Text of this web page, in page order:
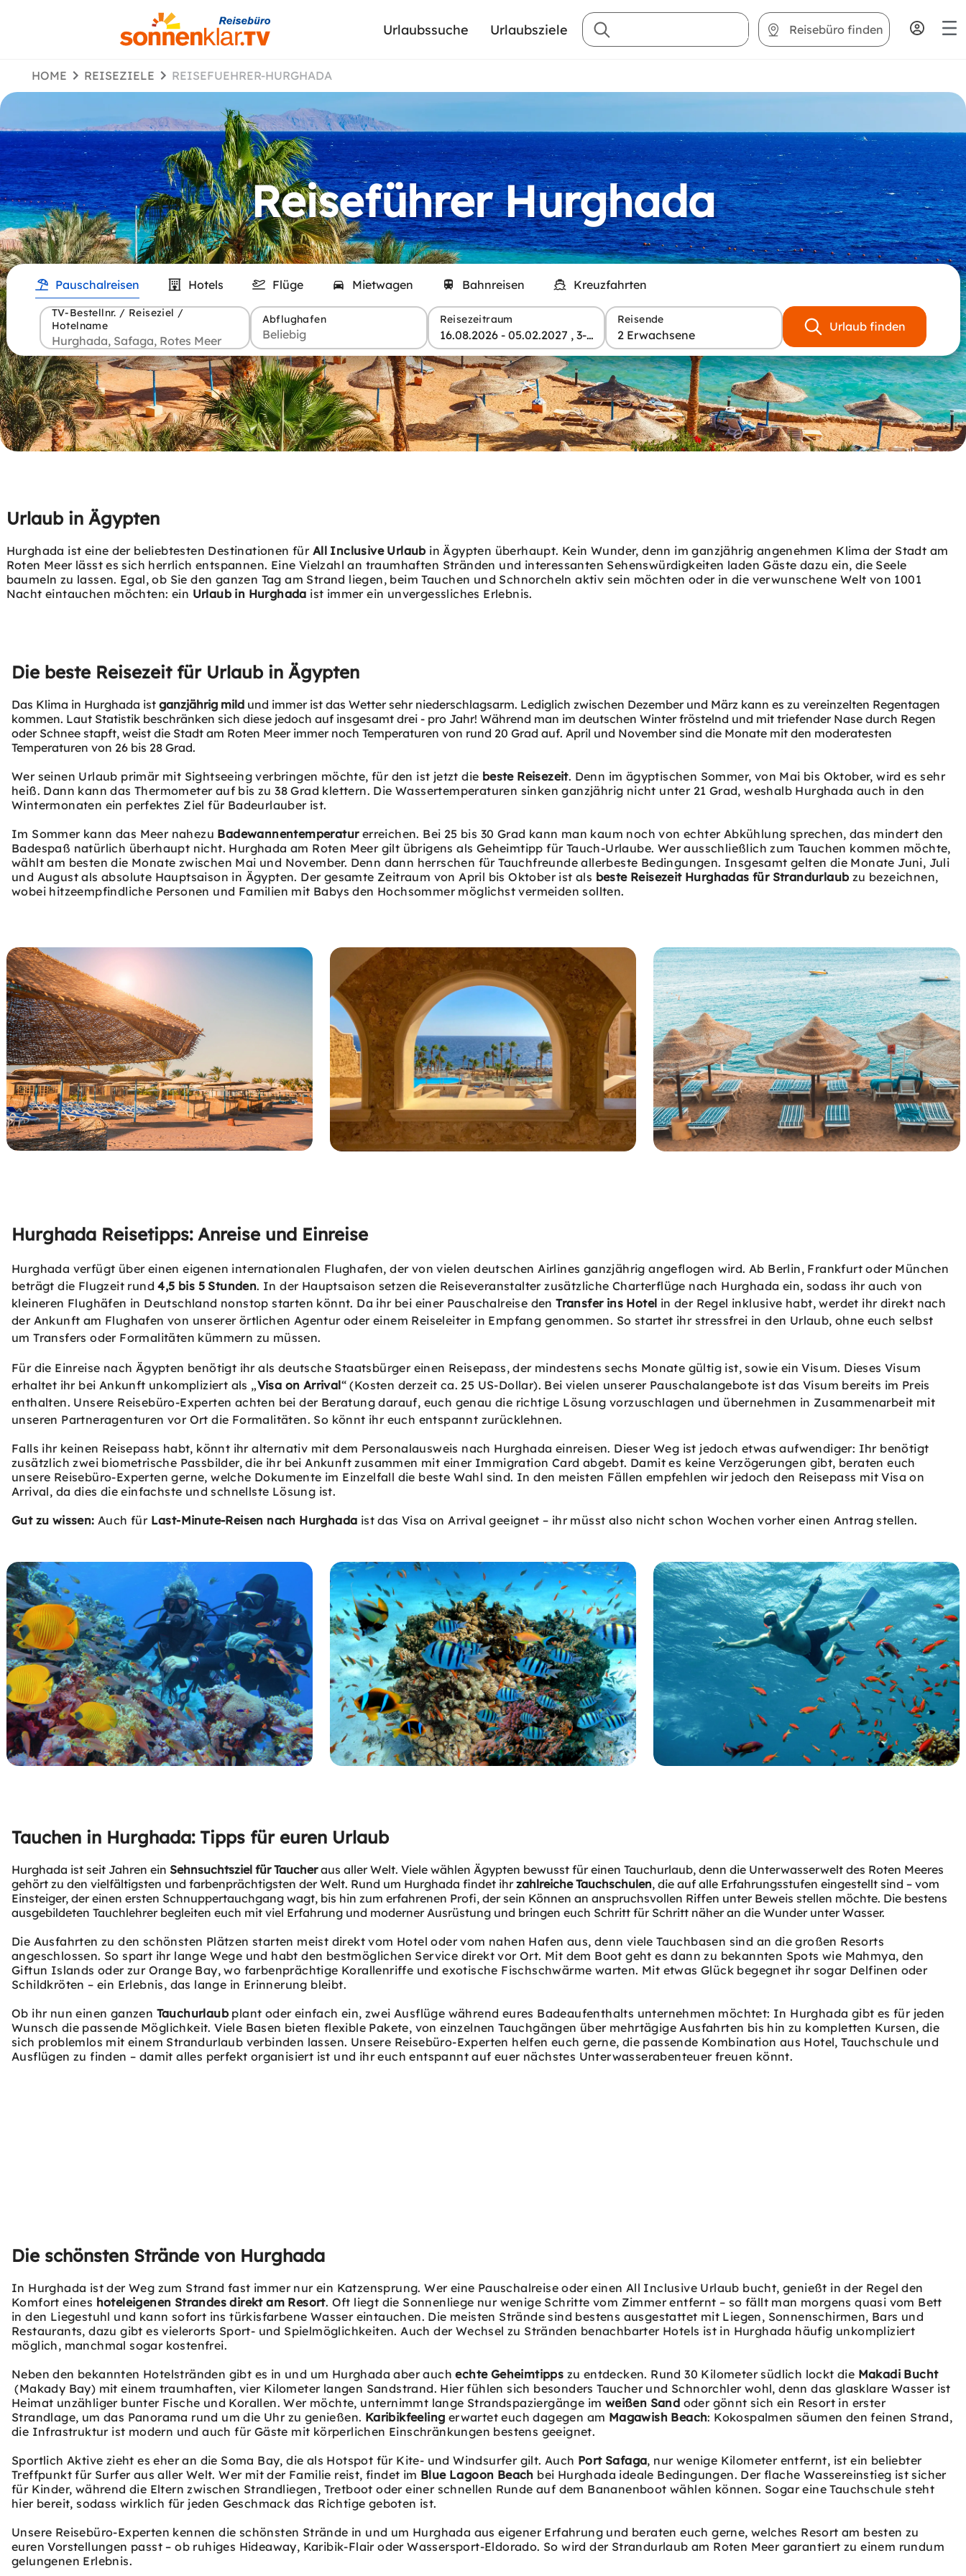
Urlaubssuche Urlaubsziele Reisebüro finden
HOME REISEZIELE REISEFUEHRER-HURGHADA
Reiseführer Hurghada
Pauschalreisen Hotels Flüge Mietwagen Bahnreisen Kreuzfahrten
TV-Bestellnr. / Reiseziel /
Hotelname
Abflughafen Reisezeitraum
16.08.2026 - 05.02.2027 , 3-17 Tage
Reisende
2 Erwachsene
Urlaub finden
Urlaub in Ägypten
Hurghada ist eine der beliebtesten Destinationen für All Inclusive Urlaub in Ägypten überhaupt. Kein Wunder, denn im ganzjährig angenehmen Klima der Stadt am
Roten Meer lässt es sich herrlich entspannen. Eine Vielzahl an traumhaften Stränden und interessanten Sehenswürdigkeiten laden Gäste dazu ein, die Seele
baumeln zu lassen. Egal, ob Sie den ganzen Tag am Strand liegen, beim Tauchen und Schnorcheln aktiv sein möchten oder in die verwunschene Welt von 1001
Nacht eintauchen möchten: ein Urlaub in Hurghada ist immer ein unvergessliches Erlebnis.
Die beste Reisezeit für Urlaub in Ägypten
Das Klima in Hurghada ist ganzjährig mild und immer ist das Wetter sehr niederschlagsarm. Lediglich zwischen Dezember und März kann es zu vereinzelten Regentagen
kommen. Laut Statistik beschränken sich diese jedoch auf insgesamt drei - pro Jahr! Während man im deutschen Winter fröstelnd und mit triefender Nase durch Regen
oder Schnee stapft, weist die Stadt am Roten Meer immer noch Temperaturen von rund 20 Grad auf. April und November sind die Monate mit den moderatesten
Temperaturen von 26 bis 28 Grad.
Wer seinen Urlaub primär mit Sightseeing verbringen möchte, für den ist jetzt die beste Reisezeit. Denn im ägyptischen Sommer, von Mai bis Oktober, wird es sehr
heiß. Dann kann das Thermometer auf bis zu 38 Grad klettern. Die Wassertemperaturen sinken ganzjährig nicht unter 21 Grad, weshalb Hurghada auch in den
Wintermonaten ein perfektes Ziel für Badeurlauber ist.
Im Sommer kann das Meer nahezu Badewannentemperatur erreichen. Bei 25 bis 30 Grad kann man kaum noch von echter Abkühlung sprechen, das mindert den
Badespaß natürlich überhaupt nicht. Hurghada am Roten Meer gilt übrigens als Geheimtipp für Tauch-Urlaube. Wer ausschließlich zum Tauchen kommen möchte,
wählt am besten die Monate zwischen Mai und November. Denn dann herrschen für Tauchfreunde allerbeste Bedingungen. Insgesamt gelten die Monate Juni, Juli
und August als absolute Hauptsaison in Ägypten. Der gesamte Zeitraum von April bis Oktober ist als beste Reisezeit Hurghadas für Strandurlaub zu bezeichnen,
wobei hitzeempfindliche Personen und Familien mit Babys den Hochsommer möglichst vermeiden sollten.
Hurghada Reisetipps: Anreise und Einreise
Hurghada verfügt über einen eigenen internationalen Flughafen, der von vielen deutschen Airlines ganzjährig angeflogen wird. Ab Berlin, Frankfurt oder München
beträgt die Flugzeit rund4,5 bis 5 Stunden. In der Hauptsaison setzen die Reiseveranstalter zusätzliche Charterflüge nach Hurghada ein, sodass ihr auch von
kleineren Flughäfen in Deutschland nonstop starten könnt. Da ihr bei einer Pauschalreise denTransfer ins Hotel in der Regel inklusive habt, werdet ihr direkt nach
der Ankunft am Flughafen von unserer örtlichen Agentur oder einem Reiseleiter in Empfang genommen. So startet ihr stressfrei in den Urlaub, ohne euch selbst
um Transfers oder Formalitäten kümmern zu müssen.
Für die Einreise nach Ägypten benötigt ihr als deutsche Staatsbürger einen Reisepass, der mindestens sechs Monate gültig ist, sowie ein Visum. Dieses Visum
erhaltet ihr bei Ankunft unkompliziert als „Visa on Arrival“ (Kosten derzeit ca. 25 US-Dollar). Bei vielen unserer Pauschalangebote ist das Visum bereits im Preis
enthalten. Unsere Reisebüro-Experten achten bei der Beratung darauf, euch genau die richtige Lösung vorzuschlagen und übernehmen in Zusammenarbeit mit
unseren Partneragenturen vor Ort die Formalitäten. So könnt ihr euch entspannt zurücklehnen.
Falls ihr keinen Reisepass habt, könnt ihr alternativ mit dem Personalausweis nach Hurghada einreisen. Dieser Weg ist jedoch etwas aufwendiger: Ihr benötigt
zusätzlich zwei biometrische Passbilder, die ihr bei Ankunft zusammen mit einer Immigration Card abgebt. Damit es keine Verzögerungen gibt, beraten euch
unsere Reisebüro-Experten gerne, welche Dokumente im Einzelfall die beste Wahl sind. In den meisten Fällen empfehlen wir jedoch den Reisepass mit Visa on
Arrival, da dies die einfachste und schnellste Lösung ist.
Gut zu wissen: Auch für Last-Minute-Reisen nach Hurghada ist das Visa on Arrival geeignet – ihr müsst also nicht schon Wochen vorher einen Antrag stellen.
Tauchen in Hurghada: Tipps für euren Urlaub
Hurghada ist seit Jahren ein Sehnsuchtsziel für Taucheraus aller Welt. Viele wählen Ägypten bewusst für einen Tauchurlaub, denn die Unterwasserwelt des Roten Meeres
gehört zu den vielfältigsten und farbenprächtigsten der Welt. Rund um Hurghada findet ihrzahlreiche Tauchschulen, die auf alle Erfahrungsstufen eingestellt sind – vom
Einsteiger, der einen ersten Schnuppertauchgang wagt, bis hin zum erfahrenen Profi, der sein Können an anspruchsvollen Riffen unter Beweis stellen möchte. Die bestens
ausgebildeten Tauchlehrer begleiten euch mit viel Erfahrung und moderner Ausrüstung und bringen euch Schritt für Schritt näher an die Wunder unter Wasser.
Die Ausfahrten zu den schönsten Plätzen starten meist direkt vom Hotel oder vom nahen Hafen aus, denn viele Tauchbasen sind an die großen Resorts
angeschlossen. So spart ihr lange Wege und habt den bestmöglichen Service direkt vor Ort. Mit dem Boot geht es dann zu bekannten Spots wie Mahmya, den
Giftun Islands oder zur Orange Bay, wo farbenprächtige Korallenriffe und exotische Fischschwärme warten. Mit etwas Glück begegnet ihr sogar Delfinen oder
Schildkröten – ein Erlebnis, das lange in Erinnerung bleibt.
Ob ihr nun einen ganzen Tauchurlaub plant oder einfach ein, zwei Ausflüge während eures Badeaufenthalts unternehmen möchtet: In Hurghada gibt es für jeden
Wunsch die passende Möglichkeit. Viele Basen bieten flexible Pakete, von einzelnen Tauchgängen über mehrtägige Ausfahrten bis hin zu kompletten Kursen, die
sich problemlos mit einem Strandurlaub verbinden lassen. Unsere Reisebüro-Experten helfen euch gerne, die passende Kombination aus Hotel, Tauchschule und
Ausflügen zu finden – damit alles perfekt organisiert ist und ihr euch entspannt auf euer nächstes Unterwasserabenteuer freuen könnt.
Die schönsten Strände von Hurghada
In Hurghada ist der Weg zum Strand fast immer nur ein Katzensprung. Wer eine Pauschalreise oder einen All Inclusive Urlaub bucht, genießt in der Regel den
Komfort eines hoteleigenen Strandes direkt am Resort. Oft liegt die Sonnenliege nur wenige Schritte vom Zimmer entfernt – so fällt man morgens quasi vom Bett
in den Liegestuhl und kann sofort ins türkisfarbene Wasser eintauchen. Die meisten Strände sind bestens ausgestattet mit Liegen, Sonnenschirmen, Bars und
Restaurants, dazu gibt es vielerorts Sport- und Spielmöglichkeiten. Auch der Wechsel zu Stränden benachbarter Hotels ist in Hurghada häufig unkompliziert
möglich, manchmal sogar kostenfrei.
Neben den bekannten Hotelstränden gibt es in und um Hurghada aber auchechte Geheimtipps zu entdecken. Rund 30 Kilometer südlich lockt die Makadi Bucht
(Makady Bay) mit einem traumhaften, vier Kilometer langen Sandstrand. Hier fühlen sich besonders Taucher und Schnorchler wohl, denn das glasklare Wasser ist
Heimat unzähliger bunter Fische und Korallen. Wer möchte, unternimmt lange Strandspaziergänge im weißen Sand oder gönnt sich ein Resort in erster
Strandlage, um das Panorama rund um die Uhr zu genießen. Karibikfeeling erwartet euch dagegen am Magawish Beach: Kokospalmen säumen den feinen Strand,
die Infrastruktur ist modern und auch für Gäste mit körperlichen Einschränkungen bestens geeignet.
Sportlich Aktive zieht es eher an die Soma Bay, die als Hotspot für Kite- und Windsurfer gilt. Auch Port Safaga, nur wenige Kilometer entfernt, ist ein beliebter
Treffpunkt für Surfer aus aller Welt. Wer mit der Familie reist, findet im Blue Lagoon Beach bei Hurghada ideale Bedingungen. Der flache Wassereinstieg ist sicher
für Kinder, während die Eltern zwischen Strandliegen, Tretboot oder einer schnellen Runde auf dem Bananenboot wählen können. Sogar eine Tauchschule steht
hier bereit, sodass wirklich für jeden Geschmack das Richtige geboten ist.
Unsere Reisebüro-Experten kennen die schönsten Strände in und um Hurghada aus eigener Erfahrung und beraten euch gerne, welches Resort am besten zu
euren Vorstellungen passt – ob ruhiges Hideaway, Karibik-Flair oder Wassersport-Eldorado. So wird der Strandurlaub am Roten Meer garantiert zu einem rundum
gelungenen Erlebnis.